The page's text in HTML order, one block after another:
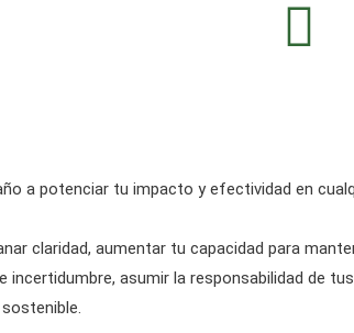
a potenciar tu impacto y efectividad en
claridad, aumentar tu capacidad para
asumir la responsabilidad de